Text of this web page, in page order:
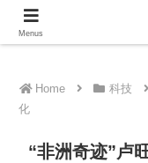
Home 科技
化
“非洲奇迹”卢
Menus